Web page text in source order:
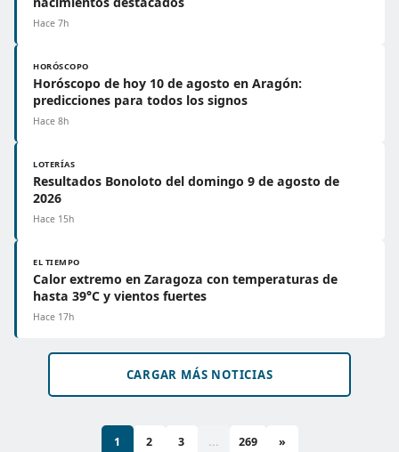
Hace 7h
HORÓSCOPO
Horóscopo de hoy 10 de agosto en Aragón:
predicciones para todos los signos
Hace 8h
LOTERÍAS
Resultados Bonoloto del domingo 9 de agosto de
2026
Hace 15h
EL TIEMPO
Calor extremo en Zaragoza con temperaturas de
hasta 39°C y vientos fuertes
Hace 17h
CARGAR MÁS NOTICIAS
1 2 3 ... 269 »